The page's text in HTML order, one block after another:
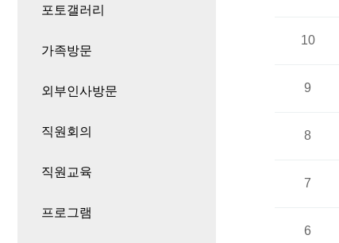
포토갤러리
가족방문
외부인사방문
직원회의
직원교육
프로그램
10
9
8
7
6